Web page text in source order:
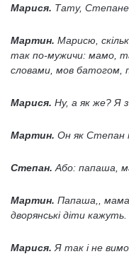
Марися. Тату,
Мартин. Марисю,
так по-мужичи: мамо,
словами, мов батогом,
Марися. Ну, а як же? Я
Мартин. Он як Степан
Степан. Або: папаша,
Мартин. Папаша,,
дворянські діти кажуть.
Марися. Я так і не